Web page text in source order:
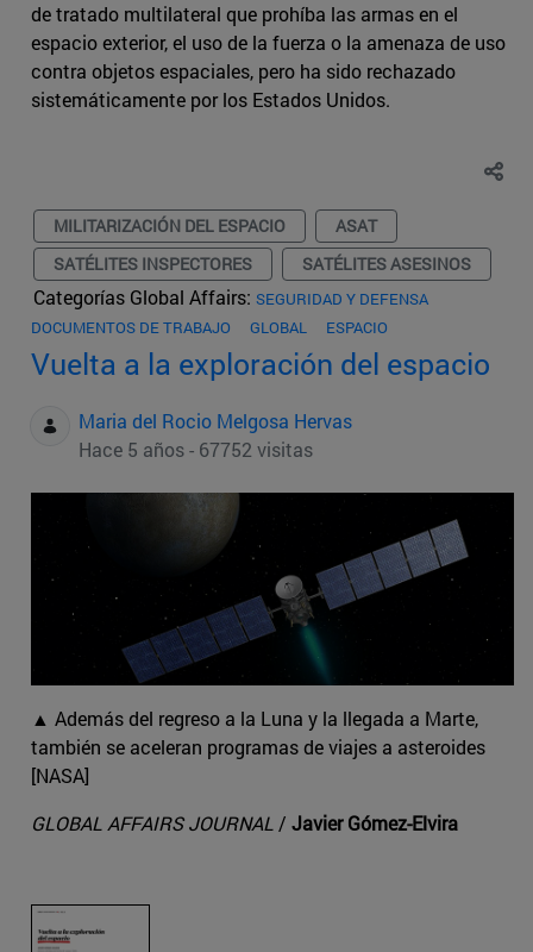
de tratado multilateral que prohíba las armas en el
espacio exterior, el uso de la fuerza o la amenaza de uso
contra objetos espaciales, pero ha sido rechazado
sistemáticamente por los Estados Unidos.
MILITARIZACIÓN DEL ESPACIO
ASAT
SATÉLITES INSPECTORES
SATÉLITES ASESINOS
Categorías Global Affairs: SEGURIDAD Y DEFENSA
DOCUMENTOS DE TRABAJO
GLOBAL ESPACIO
Vuelta a la exploración del espacio
Maria del Rocio Melgosa Hervas
Hace 5 años - 67752 visitas
▲ Además del regreso a la Luna y la llegada a Marte,
también se aceleran programas de viajes a asteroides
[NASA]
GLOBAL AFFAIRS JOURNAL / Javier Gómez-Elvira